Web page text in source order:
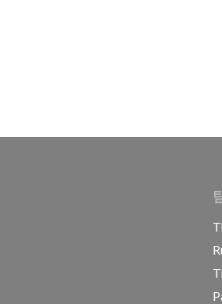
INTERNATIONAL CONSORTIUM